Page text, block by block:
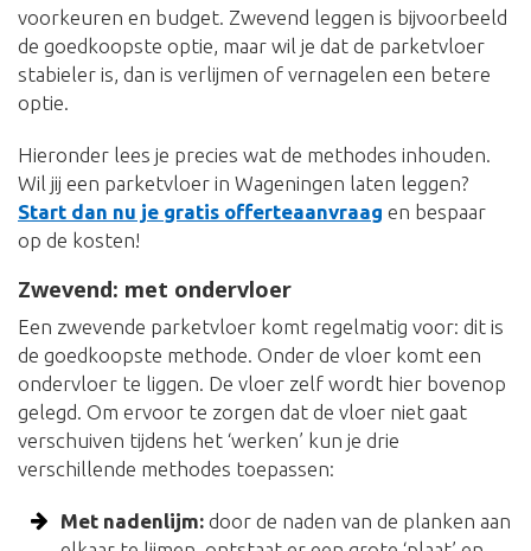
voorkeuren en budget. Zwevend leggen is bijvoorbeeld
de goedkoopste optie, maar wil je dat de parketvloer
stabieler is, dan is verlijmen of vernagelen een betere
optie.
Hieronder lees je precies wat de methodes inhouden.
Wil jij een parketvloer in Wageningen laten leggen?
Start dan nu je gratis offerteaanvraag en bespaar
op de kosten!
Zwevend: met ondervloer
Een zwevende parketvloer komt regelmatig voor: dit is
de goedkoopste methode. Onder de vloer komt een
ondervloer te liggen. De vloer zelf wordt hier bovenop
gelegd. Om ervoor te zorgen dat de vloer niet gaat
verschuiven tijdens het ‘werken’ kun je drie
verschillende methodes toepassen:
Met nadenlijm: door de naden van de planken aan